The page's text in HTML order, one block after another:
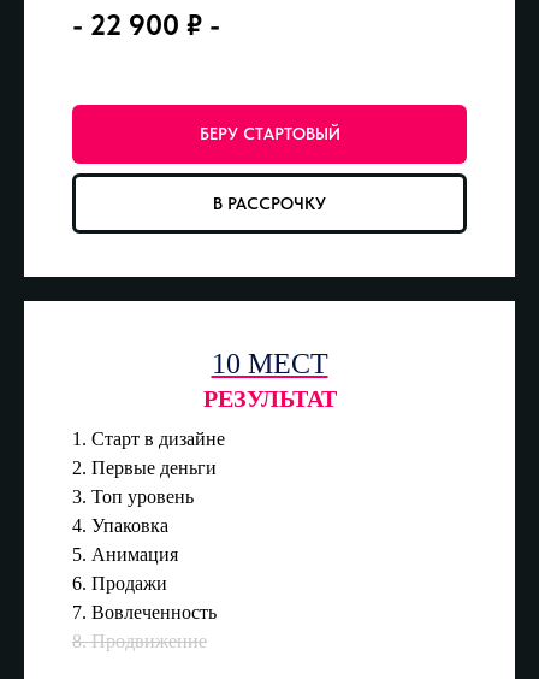
- 22 900 ₽ -
БЕРУ СТАРТОВЫЙ
В РАССРОЧКУ
10 МЕСТ
РЕЗУЛЬТАТ
1. Старт в дизайне
2. Первые деньги
3. Топ уровень
4. Упаковка
5. Анимация
6. Продажи
7. Вовлеченность
8. Продвижение